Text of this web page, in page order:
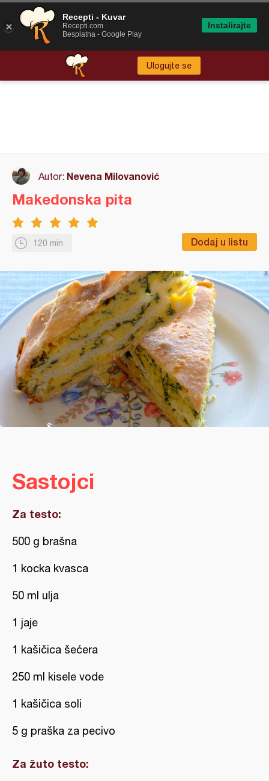
Ulogujte se
Autor: Nevena Milovanović
120 min Dodaj u listu
Makedonska pita
Sastojci
Za testo:
500 g brašna
1 kocka kvasca
50 ml ulja
1 jaje
1 kašičica šećera
250 ml kisele vode
1 kašičica soli
5 g praška za pecivo
Za žuto testo:
Recepti - Kuvar
Recepti.com
Besplatna - Google Play
Instalirajte